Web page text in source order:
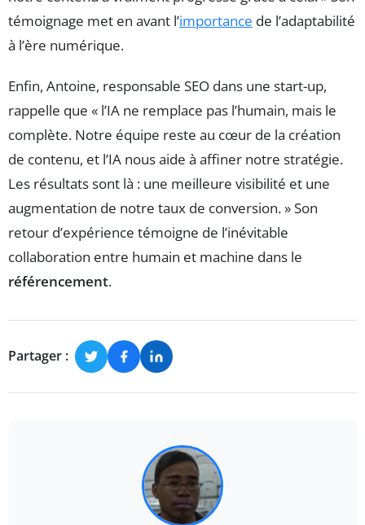
témoignage met en avant l’importance de l’adaptabilité
à l’ère numérique.
Enfin, Antoine, responsable SEO dans une start-up,
rappelle que « l’IA ne remplace pas l’humain, mais le
complète. Notre équipe reste au cœur de la création
de contenu, et l’IA nous aide à affiner notre stratégie.
Les résultats sont là : une meilleure visibilité et une
augmentation de notre taux de conversion. » Son
retour d’expérience témoigne de l’inévitable
collaboration entre humain et machine dans le
référencement.
Partager :